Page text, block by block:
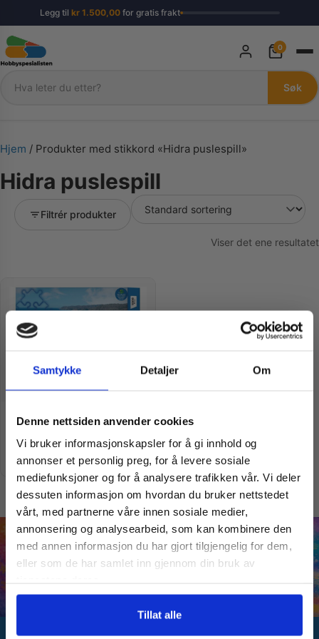
Samtykke Detaljer Om
Denne nettsiden anvender cookies
Vi bruker informasjonskapsler for å gi innhold og
annonser et personlig preg, for å levere sosiale
mediefunksjoner og for å analysere trafikken vår. Vi deler
dessuten informasjon om hvordan du bruker nettstedet
vårt, med partnerne våre innen sosiale medier,
annonsering og analysearbeid, som kan kombinere den
med annen informasjon du har gjort tilgjengelig for dem,
eller som de har samlet inn gjennom din bruk av
Tillat alle
Legg til kr1.500,00for gratis frakt
Søk
Søk
0
Hjem / Produkter med stikkord «Hidra puslespill»
Hidra puslespill
Filtrér produkter
Viser det ene resultatet
Hidra Puslespill 1000 Brikker
kr490,00
Vil du ha
10% Rabatt?
Meld deg på vårt nyhetsbrev og motta
gode tilbud og produktinformasjon fra
oss¢!
Ja takk, jeg er med